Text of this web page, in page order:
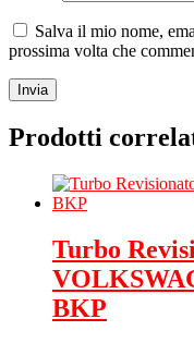
Salva il mio nome,
prossima volta che
Prodotti
Turbo
BKP